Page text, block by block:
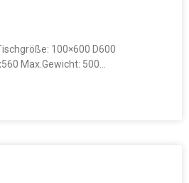
100×600 D600
Max.Gewicht: 500…